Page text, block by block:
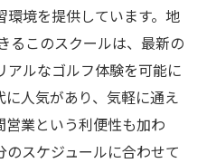
境を提供しています。地
るこのスクールは、最新の
アルなゴルフ体験を可能に
人気があり、気軽に通え
営業という利便性も加わ
スケジュールに合わせて